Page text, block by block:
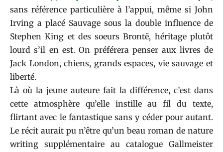
sans référence particulière à l’appui, même si John
Irving a placé Sauvage sous la double influence de
Stephen King et des soeurs Brontë, héritage plutôt
lourd s’il en est. On préférera penser aux livres de
Jack London, chiens, grands espaces, vie sauvage et
liberté.
Là où la jeune auteure fait la différence, c’est dans
cette atmosphère qu’elle instille au fil du texte,
flirtant avec le fantastique sans y céder pour autant.
Le récit aurait pu n’être qu’un beau roman de nature
writing supplémentaire au catalogue Gallmeister